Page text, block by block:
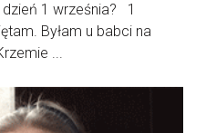
1 września? 1
Byłam u babci na
...